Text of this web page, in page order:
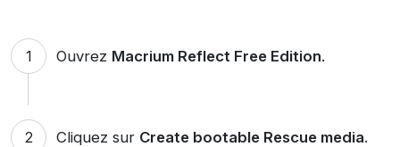
Ouvrez Macrium Reflect Free Edition.
Cliquez sur Create bootable Rescue media.